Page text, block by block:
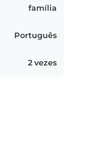
família
Português
2 vezes